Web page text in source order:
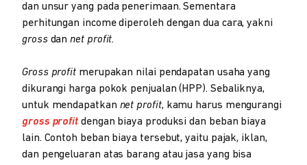
dan unsur yang pada penerimaan. Sementara
perhitungan income diperoleh dengan dua cara, yakni
gross dannet profit.
Gross profit merupakan nilai pendapatan usaha yang
dikurangi harga pokok penjualan (HPP). Sebaliknya,
untuk mendapatkan net profit, kamu harus mengurangi
gross profit dengan biaya produksi dan beban biaya
lain. Contoh beban biaya tersebut, yaitu pajak, iklan,
dan pengeluaran atas barang atau jasa yang bisa